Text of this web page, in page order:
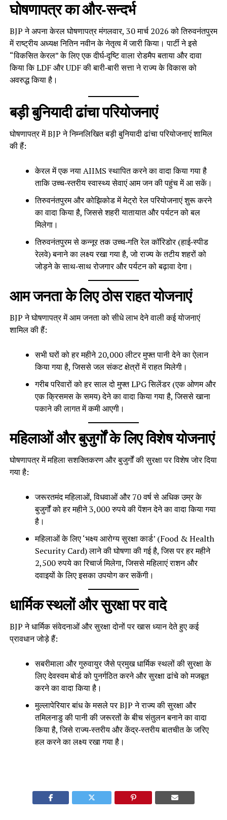
घोषणापत्र का और‑सन्दर्भ
BJP ने अपना केरल घोषणापत्र मंगलवार, 30 मार्च 2026 को तिरुवनंतपुरम
में राष्ट्रीय अध्यक्ष नितिन नवीन के नेतृत्व में जारी किया। पार्टी ने इसे
“विकसित केरल” के लिए एक दीर्घ‑दृष्टि वाला रोडमैप बताया और दावा
किया कि LDF और UDF की बारी‑बारी सत्ता ने राज्य के विकास को
अवरुद्ध किया है।
बड़ी बुनियादी ढांचा परियोजनाएं
घोषणापत्र में BJP ने निम्नलिखित बड़ी बुनियादी ढांचा परियोजनाएं शामिल
की हैं:
केरल में एक नया AIIMS स्थापित करने का वादा किया गया है
ताकि उच्च‑स्तरीय स्वास्थ्य सेवाएं आम जन की पहुंच में आ सकें।
तिरुवनंतपुरम और कोझिकोड में मेट्रो रेल परियोजनाएं शुरू करने
का वादा किया है, जिससे शहरी यातायात और पर्यटन को बल
मिलेगा।
तिरुवनंतपुरम से कन्नूर तक उच्च‑गति रेल कॉरिडोर (हाई‑स्पीड
रेलवे) बनाने का लक्ष्य रखा गया है, जो राज्य के तटीय शहरों को
जोड़ने के साथ‑साथ रोजगार और पर्यटन को बढ़ावा देगा।
आम जनता के लिए ठोस राहत योजनाएं
BJP ने घोषणापत्र में आम जनता को सीधे लाभ देने वाली कई योजनाएं
शामिल की हैं:
सभी घरों को हर महीने 20,000 लीटर मुफ्त पानी देने का ऐलान
किया गया है, जिससे जल संकट क्षेत्रों में राहत मिलेगी।
गरीब परिवारों को हर साल दो मुफ्त LPG सिलेंडर (एक ओणम और
एक क्रिसमस के समय) देने का वादा किया गया है, जिससे खाना
पकाने की लागत में कमी आएगी।
महिलाओं और बुजुर्गों के लिए विशेष योजनाएं
घोषणापत्र में महिला सशक्तिकरण और बुजुर्गों की सुरक्षा पर विशेष जोर दिया
गया है:
जरूरतमंद महिलाओं, विधवाओं और 70 वर्ष से अधिक उम्र के
बुजुर्गों को हर महीने 3,000 रुपये की पेंशन देने का वादा किया गया
है।
महिलाओं के लिए ‘भक्ष्य आरोग्य सुरक्षा कार्ड’ (Food & Health
Security Card) लाने की घोषणा की गई है, जिस पर हर महीने
2,500 रुपये का रिचार्ज मिलेगा, जिससे महिलाएं राशन और
दवाइयों के लिए इसका उपयोग कर सकेंगी।
धार्मिक स्थलों और सुरक्षा पर वादे
BJP ने धार्मिक संवेदनाओं और सुरक्षा दोनों पर खास ध्यान देते हुए कई
प्रावधान जोड़े हैं:
सबरीमाला और गुरुवायुर जैसे प्रमुख धार्मिक स्थलों की सुरक्षा के
लिए देवस्वम बोर्ड को पुनर्गठित करने और सुरक्षा ढांचे को मजबूत
करने का वादा किया है।
मुल्लापेरियार बांध के मसले पर BJP ने राज्य की सुरक्षा और
तमिलनाडु की पानी की जरूरतों के बीच संतुलन बनाने का वादा
किया है, जिसे राज्य‑स्तरीय और केंद्र‑स्तरीय बातचीत के जरिए
हल करने का लक्ष्य रखा गया है।